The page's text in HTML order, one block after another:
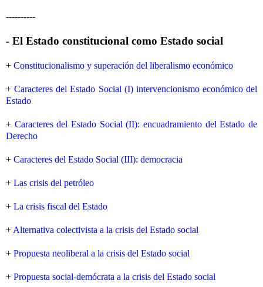
----------
- El Estado constitucional como Estado social
+ Constitucionalismo y superación del liberalismo económico
+Caracteres del Estado Social (I) intervencionismo económico del
Estado
+ Caracteres del Estado Social (II): encuadramiento del Estado de
Derecho
+ Caracteres del Estado Social (III): democracia
+ Las crisis del petróleo
+ La crisis fiscal del Estado
+ Alternativa colectivista a la crisis del Estado social
+ Propuesta neoliberal a la crisis del Estado social
+ Propuesta social-demócrata a la crisis del Estado social